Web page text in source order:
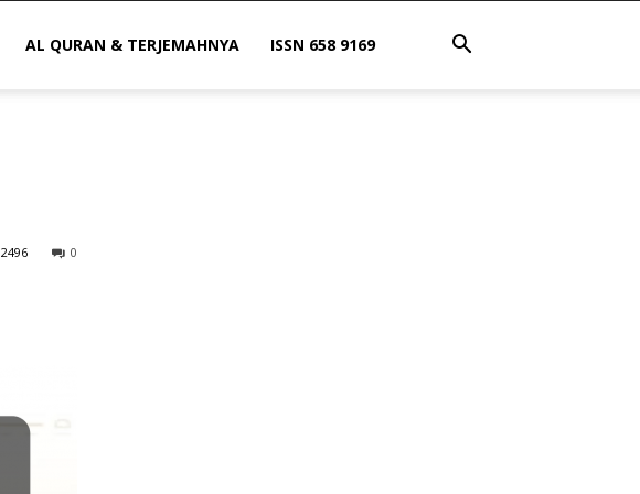
AL QURAN & TERJEMAHNYA ISSN 658 9169
0
2496